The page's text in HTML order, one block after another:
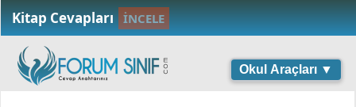
Kitap Cevapları İNCELE
Okul Araçları ▼